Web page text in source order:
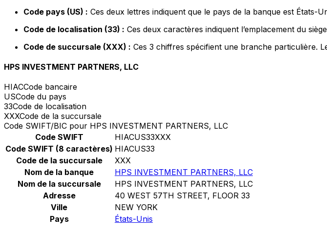
Code pays (US) : Ces deux lettres indiquent que le pays de la banque est États-
Code de localisation (33) : Ces deux caractères indiquent l’emplacement du
Code de succursale (XXX) : Ces 3 chiffres spécifient une branche particulière.
HPS INVESTMENT PARTNERS, LLC
HIACCode bancaire
USCode du pays
33Code de localisation
XXXCode de la succursale
Code SWIFT/BIC pour HPS INVESTMENT PARTNERS, LLC
Code SWIFT
HIACUS33XXX
Code SWIFT (8 caractères) HIACUS33
Code de la succursale
XXX
Nom de la banque
HPS INVESTMENT PARTNERS, LLC
Nom de la succursale
HPS INVESTMENT PARTNERS, LLC
Adresse
40 WEST 57TH STREET, FLOOR 33
Ville
NEW YORK
Pays
États-Unis